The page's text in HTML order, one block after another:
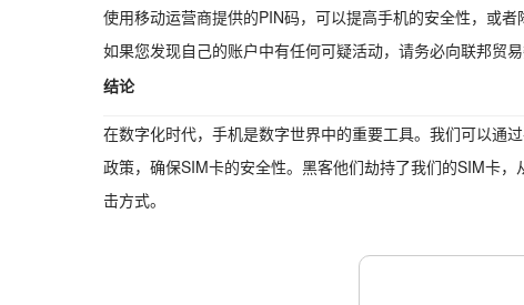
使用移动运营商提供的PIN码，可以提高手机的安全性，或者
如果您发现自己的账户中有任何可疑活动，请务必向联邦贸易
结论
在数字化时代，手机是数字世界中的重要工具。我们可以通
政策，确保SIM卡的安全性。 黑客他们劫持了我们的SIM卡
击方式。